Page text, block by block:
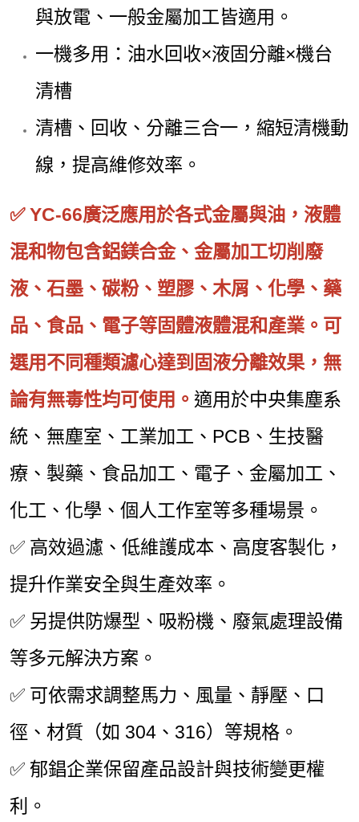
與放電、一般金屬加工皆適用。
一機多用：油水回收×液固分離×機台
清槽
清槽、回收、分離三合一，縮短清機動
線，提高維修效率。
✅ YC-66廣泛應用於各式金屬與油，液體
混和物包含鋁鎂合金、金屬加工切削廢
液、石墨、碳粉、塑膠、木屑、化學、藥
品、食品、電子等固體液體混和產業。可
選用不同種類濾心達到固液分離效果，無
論有無毒性均可使用。 適用於中央集塵系
統、無塵室、工業加工、PCB、生技醫
療、製藥、食品加工、電子、金屬加工、
化工、化學、個人工作室等多種場景。
✅ 高效過濾、低維護成本、高度客製化，
提升作業安全與生產效率。
✅ 另提供防爆型、吸粉機、廢氣處理設備
等多元解決方案。
✅ 可依需求調整馬力、風量、靜壓、口
徑、材質（如 304、316）等規格。
✅ 郁錩企業保留產品設計與技術變更權
利。